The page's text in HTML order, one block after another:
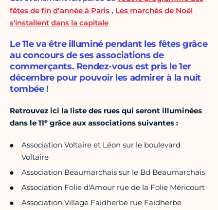
fêtes de fin d’année à Paris , Les marchés de Noël
s'installent dans la capitale
Le 11e va être illuminé pendant les fêtes grâce
au concours de ses associations de
commerçants. Rendez-vous est pris le 1er
décembre pour pouvoir les admirer à la nuit
tombée !
Retrouvez ici la liste des rues qui seront illuminées
dans le 11e grâce aux associations suivantes :
Association Voltaire et Léon sur le boulevard
Voltaire
Association Beaumarchais sur le Bd Beaumarchais
Association Folie d'Amour rue de la Folie Méricourt
Association Village Faidherbe rue Faidherbe